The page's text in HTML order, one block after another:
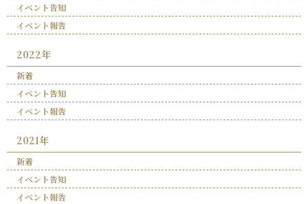
イベント告知
イベント報告
2022年
新着
イベント告知
イベント報告
2021年
新着
イベント告知
イベント報告